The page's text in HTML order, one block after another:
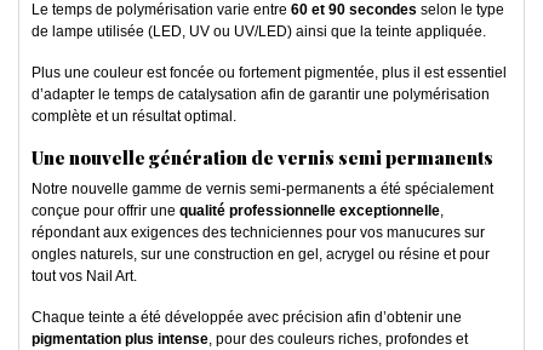
Le temps de polymérisation varie entre 60 et 90 secondes selon le type
de lampe utilisée (LED, UV ou UV/LED) ainsi que la teinte appliquée.
Plus une couleur est foncée ou fortement pigmentée, plus il est essentiel
d’adapter le temps de catalysation afin de garantir une polymérisation
complète et un résultat optimal.
Une nouvelle génération de vernis semi permanents
Notre nouvelle gamme de vernis semi-permanents a été spécialement
conçue pour offrir une qualité professionnelle exceptionnelle,
répondant aux exigences des techniciennes pour vos manucures sur
ongles naturels, sur une construction en gel, acrygel ou résine et pour
tout vos Nail Art.
Chaque teinte a été développée avec précision afin d’obtenir une
pigmentation plus intense, pour des couleurs riches, profondes et